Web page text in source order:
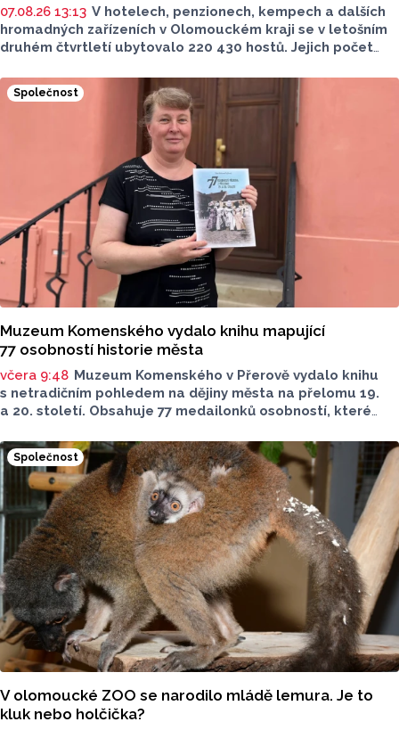
07.08.26 13:13 V hotelech, penzionech, kempech a dalších
hromadných zařízeních v Olomouckém kraji se v letošním
druhém čtvrtletí ubytovalo 220 430 hostů. Jejich počet
přibylo ubytovaných cizinců, kterých bylo 45 548,
meziročně o 9,1 procenta více. Naopak domácích hostů
v regionu ubylo, kraj v tomto období navštívilo 174 882
turistů, což bylo meziročně o 3,6 procenta méně. Celkový
počet přenocování v kraji klesl o 4,7 procenta. Údaje
dnes zveřejnil Český statistický úřad (ČSÚ).
Společnost
Muzeum Komenského vydalo knihu mapující
77 osobností historie města
včera 9:48 Muzeum Komenského v Přerově vydalo knihu
s netradičním pohledem na dějiny města na přelomu 19.
a 20. století. Obsahuje 77 medailonků osobností, které
jsou doplněny dobovými snímky. Podle autorky publikace
Šárky Krákorové Pajůrkové tomu předcházelo 13 let
pátrání po jejich osudech. Kniha vychází u příležitosti
letošního 770. výročí povýšení Přerova na královské město,
sdělila ČTK mluvčí radnice Lenka Chalupová.
Společnost
V olomoucké ZOO se narodilo mládě lemura. Je to
kluk nebo holčička?